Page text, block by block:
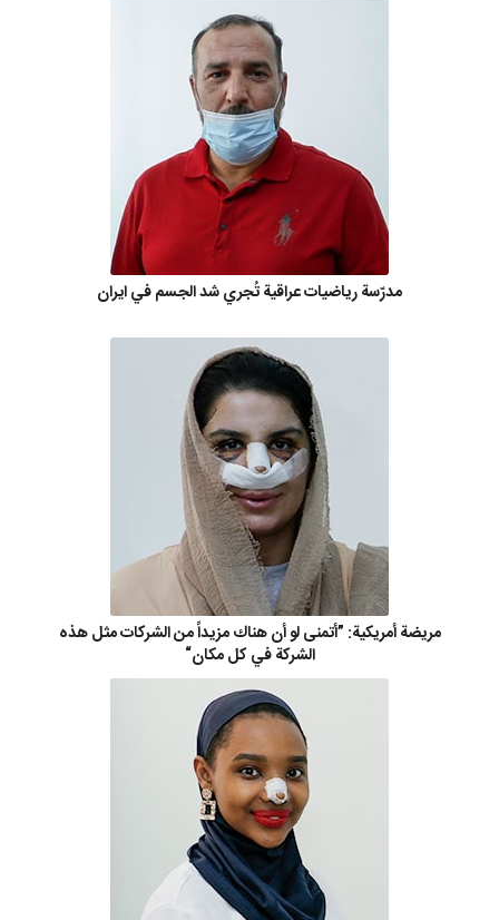
مدرّسة رياضيات عراقية تُجري شد الجسم في ايران
مريضة أمريكية: ”أتمنى لو أن هناك مزيداً من الشركات مثل هذه
الشركة في كل مكان“